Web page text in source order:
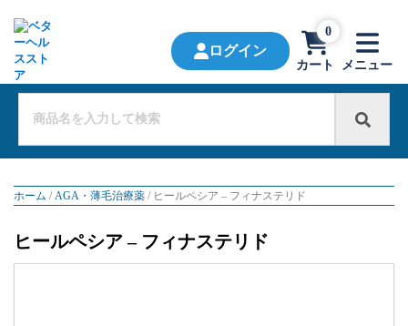
ログイン
カート
0
メニュー
ホーム /AGA・薄毛治療薬 / ヒールペシア – フィナステリド
ヒールペシア – フィナステリド